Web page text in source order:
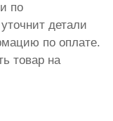
по
детали
по оплате.
товар на